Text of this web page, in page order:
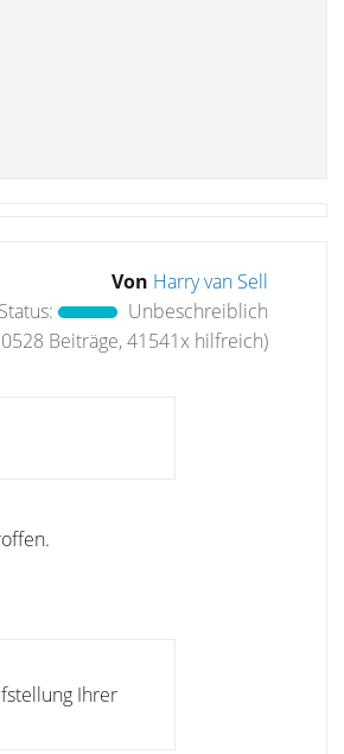
Von Harry van Sell
Status:
Unbeschreiblich
Beiträge, 41541x hilfreich)
Ihrer